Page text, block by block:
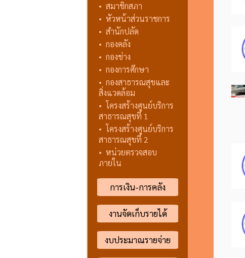
• สมาชิกสภา
• หัวหน้าส่วนราชการ
• สำนักปลัด
• กองคลัง
• กองช่าง
• กองการศึกษา
• กองสาธารณสุขและ
สิ่งแวดล้อม
• โครงสร้างศูนย์บริการ
สาธารณสุขที่ 1
• โครงสร้างศูนย์บริการ
สาธารณสุขที่ 2
• หน่วยตรวจสอบ
ภายใน
การเงิน-การคลัง
งานจัดเก็บรายได้
งบประมาณรายจ่าย